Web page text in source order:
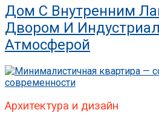
Дом С Внутренним
Двором И
Атмосферой
Архитектура и дизайн